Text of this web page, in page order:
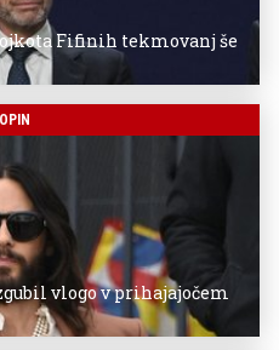
Fifinih tekmovanj še
vlogo v prihajajočem